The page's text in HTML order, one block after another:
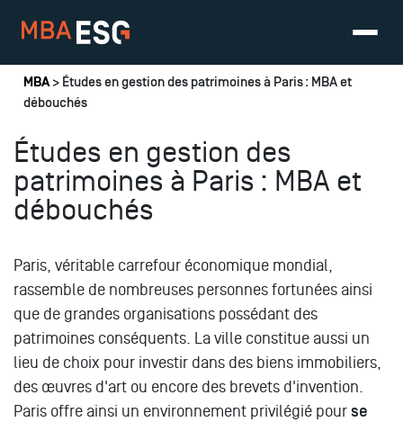
Vous êtes ici
MBA> Études en gestion des patrimoines à Paris : MBA et
débouchés
Études en gestion des
patrimoines à Paris : MBA et
débouchés
Paris, véritable carrefour économique mondial,
rassemble de nombreuses personnes fortunées ainsi
que de grandes organisations possédant des
patrimoines conséquents. La ville constitue aussi un
lieu de choix pour investir dans des biens immobiliers,
des œuvres d'art ou encore des brevets d'invention.
Paris offre ainsi un environnement privilégié pour se